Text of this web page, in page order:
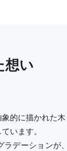
想い
的に描かれた木
います。
デーションが